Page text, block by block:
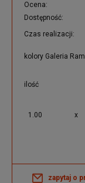
Ocena:
Dostępność:
Czas realizacji:
kolory Galeria
ilość
1.00 x
zapytaj o